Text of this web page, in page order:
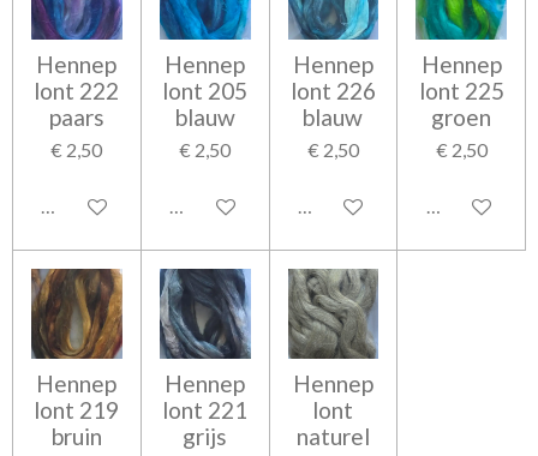
Hennep
lont 222
paars
€ 2,50
In winkelwagen
Hennep
lont 205
blauw
€ 2,50
In winkelwagen
Hennep
lont 226
blauw
€ 2,50
In winkelwagen
Hennep
lont 225
groen
€ 2,50
In
Hennep
lont 219
bruin
Hennep
lont 221
grijs
Hennep
lont
naturel